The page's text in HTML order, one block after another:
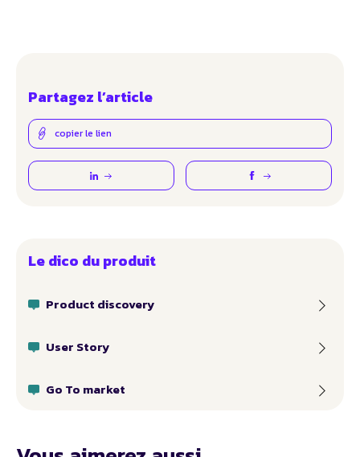
Partagez l’article
copier le lien
Le dico du produit
Product discovery
User Story
Go To market